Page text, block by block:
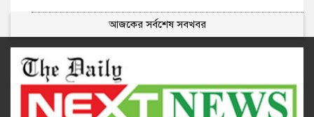
আজকের সর্বশেষ সবখবর